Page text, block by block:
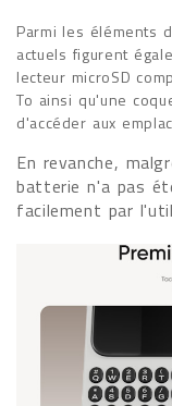
Parmi les éléments
actuels figurent
lecteur microSD
To ainsi qu'une
d'accéder aux
En revanche,
batterie n'a pas
facilement par